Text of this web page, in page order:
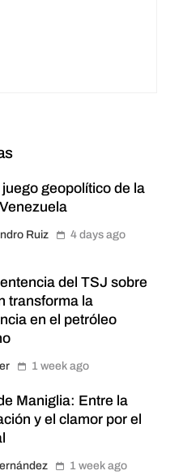
geopolítico de la
Ruiz 4 days ago
del TSJ sobre
transforma la
en el petróleo
1 week ago
Maniglia: Entre la
y el clamor por el
1 week ago